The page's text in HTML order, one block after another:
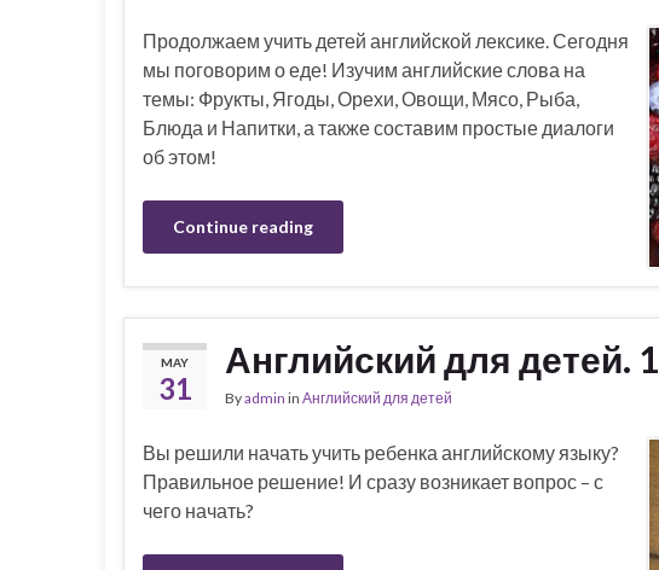
Продолжаем учить детей английской лексике. Сегодня
мы поговорим о еде! Изучим английские слова на
темы: Фрукты, Ягоды, Орехи, Овощи, Мясо, Рыба,
Блюда и Напитки, а также составим простые диалоги
об этом!
Continue reading
MAY
31
Английский для детей. 1
Byadmin in Английский для детей
Вы решили начать учить ребенка английскому языку?
Правильное решение! И сразу возникает вопрос – с
чего начать?